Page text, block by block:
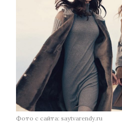
Фото с сайта: saytvarendy.ru